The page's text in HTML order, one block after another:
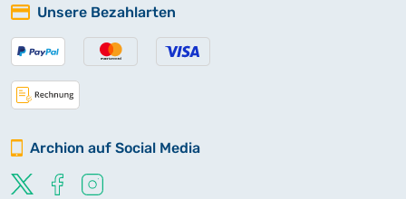
Unsere Bezahlarten
Archion auf Social Media